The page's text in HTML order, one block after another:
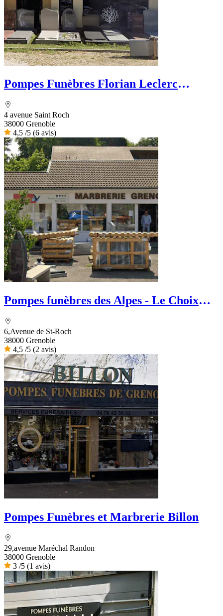
Pompes Funèbres Florian Leclerc
4 avenue Saint Roch
38000 Grenoble
4,5 /5 (6 avis)
Pompes funèbres des Alpes - Le Choix
6,Avenue de St-Roch
38000 Grenoble
4,5 /5 (2 avis)
Pompes Funèbres et Marbrerie Billon
29,avenue Maréchal Randon
38000 Grenoble
3 /5 (1 avis)